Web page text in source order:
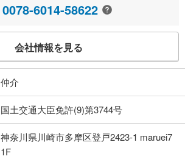
0078-6014-58622
会社情報を見る
仲介
国土交通大臣免許(9)第3744号
神奈川県川崎市多摩区登戸2423-1 maruei7
1F